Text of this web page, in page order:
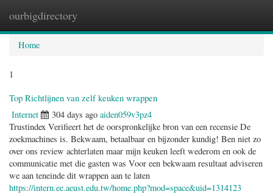
ourbigdirectory
Home
1
Top Richtlijnen van zelf keuken wrappen
Internet 304 days ago aiden059v3pz4
Trustindex Verifieert het de oorspronkelijke bron van een recensie De
zoekmachines is. Bekwaam, betaalbaar en bijzonder kundig! Ben niet zo
over ons review achterlaten maar mijn keuken leeft wederom en ook de
communicatie met die gasten was Voor een bekwaam resultaat adviseren
we aan teneinde dit wrappen aan te laten
https://intern.ee.aeust.edu.tw/home.php?mod=space&uid=1314123